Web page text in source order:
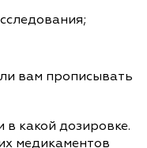
вам прописывать
в какой дозировке.
медикаментов